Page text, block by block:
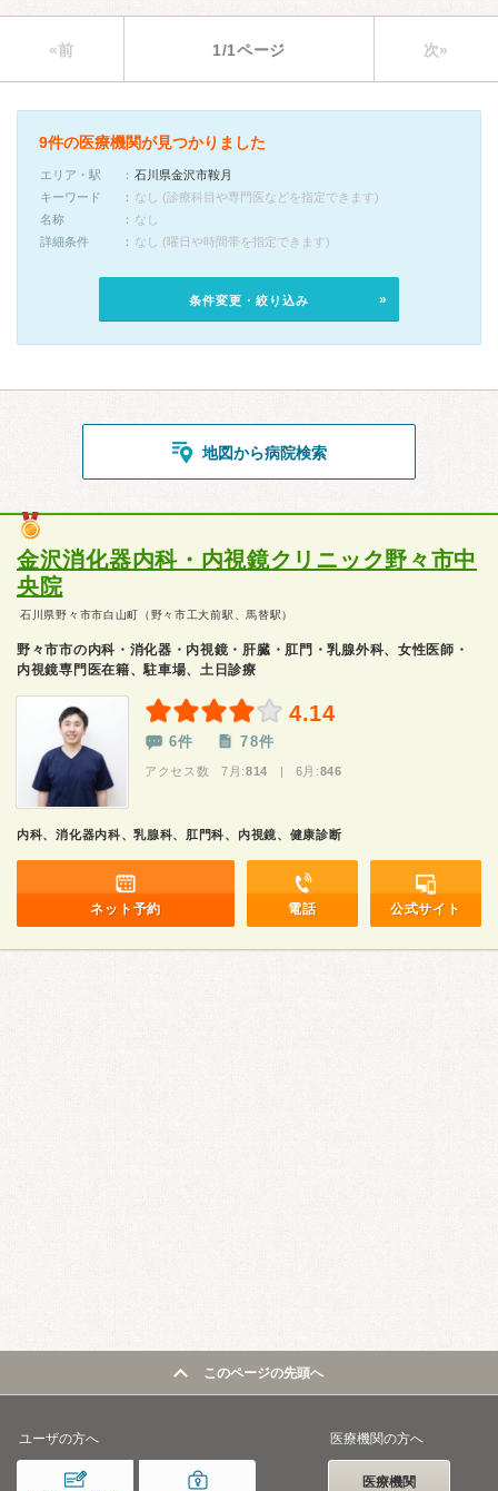
«前 1/1ページ 次»
9件の医療機関が見つかりました
エリア・駅
石川県金沢市鞍月
キーワード
なし (診療科目や専門医などを指定できます)
名称
なし
詳細条件
なし (曜日や時間帯を指定できます)
条件変更・絞り込み
地図から病院検索
金沢消化器内科・内視鏡クリニック野々市中
央院
石川県野々市市白山町（野々市工大前駅、馬替駅）
野々市市の内科・消化器・内視鏡・肝臓・肛門・乳腺外科、女性医師・
内視鏡専門医在籍、駐車場、土日診療
4.14
6件 78件
アクセス数 7月:814 | 6月:846
内科、消化器内科、乳腺科、肛門科、内視鏡、健康診断
ネット予約 電話 公式サイト
このページの先頭へ
ユーザの方へ 医療機関の方へ
医療機関